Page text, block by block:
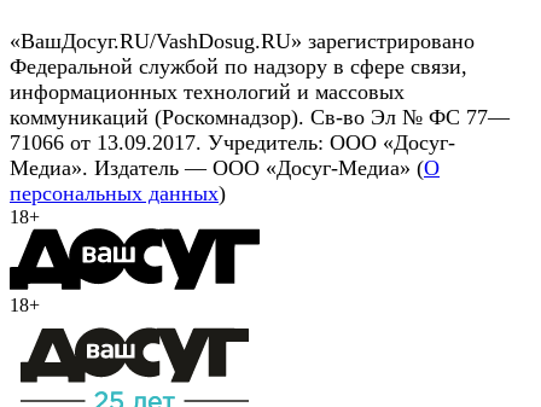
«ВашДосуг.RU/VashDosug.RU» зарегистрировано
Федеральной службой по надзору в сфере связи,
информационных технологий и массовых
коммуникаций (Роскомнадзор). Св-во Эл № ФС 77—
71066 от 13.09.2017. Учредитель: ООО «Досуг-
Медиа». Издатель — ООО «Досуг-Медиа» (О
персональных данных)
18+
18+